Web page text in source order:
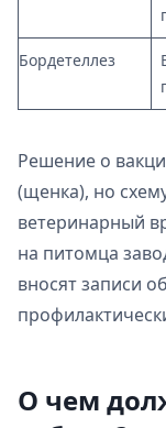
Бордетеллез
Решение о
(щенка), но
ветеринарный
на питомца
вносят записи
О чем